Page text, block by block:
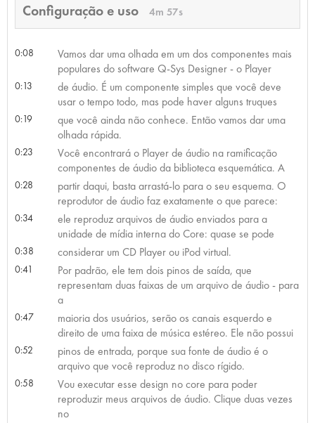
Configuração e uso 4m 57s
0:08
Vamos dar uma olhada em um dos componentes mais
populares do software Q-Sys Designer - o Player
0:13
de áudio. É um componente simples que você deve
usar o tempo todo, mas pode haver alguns truques
0:19
que você ainda não conhece. Então vamos dar uma
olhada rápida.
0:23
Você encontrará o Player de áudio na ramificação
componentes de áudio da biblioteca esquemática. A
0:28
partir daqui, basta arrastá-lo para o seu esquema. O
reprodutor de áudio faz exatamente o que parece:
0:34
ele reproduz arquivos de áudio enviados para a
unidade de mídia interna do Core: quase se pode
0:38 considerar um CD Player ou iPod virtual.
0:41
Por padrão, ele tem dois pinos de saída, que
representam duas faixas de um arquivo de áudio - para
a
0:47
maioria dos usuários, serão os canais esquerdo e
direito de uma faixa de música estéreo. Ele não possui
0:52
pinos de entrada, porque sua fonte de áudio é o
arquivo que você reproduz no disco rígido.
0:58
Vou executar esse design no core para poder
reproduzir meus arquivos de áudio. Clique duas vezes
no